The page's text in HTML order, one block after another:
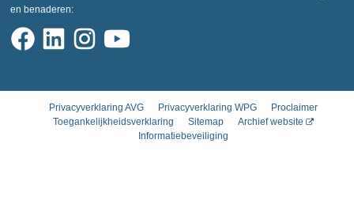
en benaderen:
Privacyverklaring AVG Privacyverklaring WPG
Proclaimer
Toegankelijkheidsverklaring
Sitemap
Archief website
Informatiebeveiliging